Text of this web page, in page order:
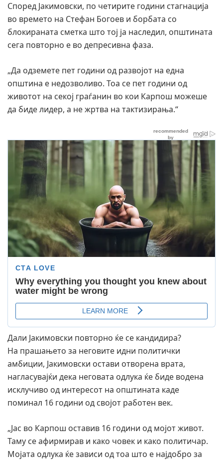
Според Јакимовски, по четирите години стагнација
во времето на Стефан Богоев и борбата со
блокираната сметка што тој ја наследил, општината
сега повторно е во депресивна фаза.
„Да одземете пет години од развојот на една
општина е недозволиво. Тоа се пет години од
животот на секој граѓанин во кои Карпош можеше
да биде лидер, а не жртва на тактизирања.“
Дали Јакимовски повторно ќе се кандидира?
На прашањето за неговите идни политички
амбиции, Јакимовски остави отворена врата,
нагласувајќи дека неговата одлука ќе биде водена
исклучиво од интересот на општината каде
поминал 16 години од својот работен век.
„Јас во Карпош оставив 16 години од мојот живот.
Таму се афирмирав и како човек и како политичар.
Мојата одлука ќе зависи од тоа што е најдобро за